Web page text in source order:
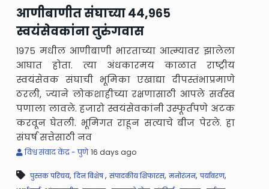
आणीबाणीत संघाच्या ४४,९६५
स्वयंसेवकांना तुरुंगवास
१९७५ मधील आणीबाणी भारताच्या आत्म्यावर झालेला
आघात होता. त्या अंधकारमय काळात राष्ट्रीय
स्वयंसेवक संघाची भूमिका एखाद्या दीपस्तंभाप्रमाणे
ठरली, ज्याने लोकशाहीच्या रक्षणासाठी आपले सर्वस्व
पणाला लावले. हजारो स्वयंसेवकांनी उस्फूर्तपणे अटक
करवून घेतली. भूमिगत राहून सत्याचे बीज पेरले. हा
संघर्ष सत्तेसाठी नव
विश्व संवाद केंद्र - पुणे 16 days ago
पुस्तक परिचय,दिन विशेष,संपादकीय शिफारस, मनोरंजन,पर्यावरण,